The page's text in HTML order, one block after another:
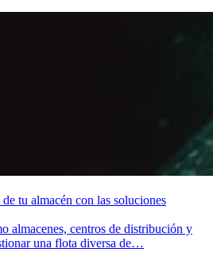
tu almacén con las soluciones
almacenes, centros de distribución y
una flota diversa de…